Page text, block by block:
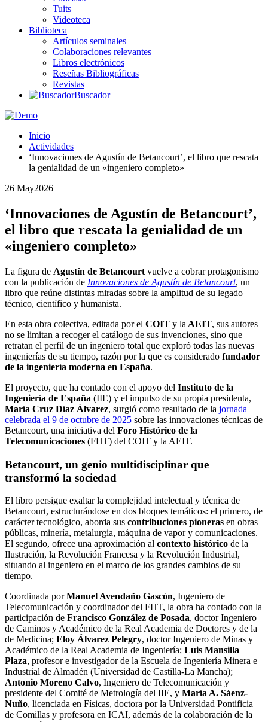
Tuits
Videoteca
Biblioteca
Artículos seminales
Colaboraciones relevantes
Libros electrónicos
Reseñas Bibliográficas
Revistas
Buscador
Inicio
Actividades
‘Innovaciones de Agustín de Betancourt’, el libro que rescata
la genialidad de un «ingeniero completo»
26 May2026
‘Innovaciones de Agustín de Betancourt’,
el libro que rescata la genialidad de un
«ingeniero completo»
La figura de Agustín de Betancourt vuelve a cobrar protagonismo
con la publicación de Innovaciones de Agustín de Betancourt, un
libro que reúne distintas miradas sobre la amplitud de su legado
técnico, científico y humanista.
En esta obra colectiva, editada por el COIT y la AEIT, sus autores
no se limitan a recoger el catálogo de sus invenciones, sino que
retratan el perfil de un ingeniero total que exploró todas las nuevas
ingenierías de su tiempo, razón por la que es considerado fundador
de la ingeniería moderna en España.
El proyecto, que ha contado con el apoyo del Instituto de la
Ingeniería de España (IIE) y el impulso de su propia presidenta,
María Cruz Díaz Álvarez, surgió como resultado de la jornada
celebrada el 9 de octubre de 2025 sobre las innovaciones técnicas de
Betancourt, una iniciativa del Foro Histórico de la
Telecomunicaciones (FHT) del COIT y la AEIT.
Betancourt, un genio multidisciplinar que
transformó la sociedad
El libro persigue exaltar la complejidad intelectual y técnica de
Betancourt, estructurándose en dos bloques temáticos: el primero, de
carácter tecnológico, aborda sus contribuciones pioneras en obras
públicas, minería, metalurgia, máquina de vapor y comunicaciones.
El segundo, ofrece una aproximación al contexto histórico de la
Ilustración, la Revolución Francesa y la Revolución Industrial,
situando al ingeniero en el marco de los grandes cambios de su
tiempo.
Coordinada porManuel Avendaño Gascón, Ingeniero de
Telecomunicación y coordinador del FHT, la obra ha contado con la
participación de Francisco González de Posada, doctor Ingeniero
de Caminos y Académico de la Real Academia de Doctores y de la
de Medicina; Eloy Álvarez Pelegry, doctor Ingeniero de Minas y
Académico de la Real Academia de Ingeniería; Luis Mansilla
Plaza, profesor e investigador de la Escuela de Ingeniería Minera e
Industrial de Almadén (Universidad de Castilla-La Mancha);
Antonio Moreno Calvo, Ingeniero de Telecomunicación y
presidente del Comité de Metrología del IIE, y María A. Sáenz-
Nuño, licenciada en Físicas, doctora por la Universidad Pontificia
de Comillas y profesora en ICAI, además de la colaboración de la